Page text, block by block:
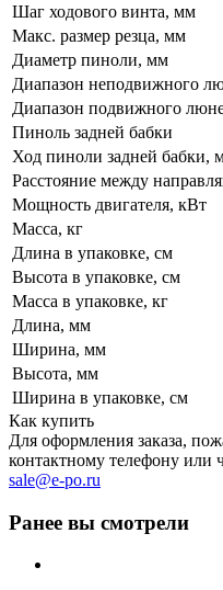
Шаг ходового винта, мм
Макс. размер резца, мм
Диаметр пиноли, мм
Диапазон неподвижного
Диапазон подвижного
Пиноль задней бабки
Ход пиноли задней бабки,
Расстояние между
Мощность двигателя, кВт
Масса, кг
Длина в упаковке, см
Высота в упаковке, см
Масса в упаковке, кг
Длина, мм
Ширина, мм
Высота, мм
Ширина в упаковке, см
Как купить
Для оформления заказа,
контактному телефону или
sale@e-po.ru
Ранее вы смотрели